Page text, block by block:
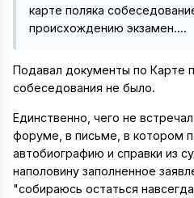
карте поляка
происхождению экзамен....
Подавал документы по Карте
собеседования не было.
Единственно, чего не
форуме, в письме, в котором
автобиографию и справки из
наполовину заполненное
"собираюсь остаться